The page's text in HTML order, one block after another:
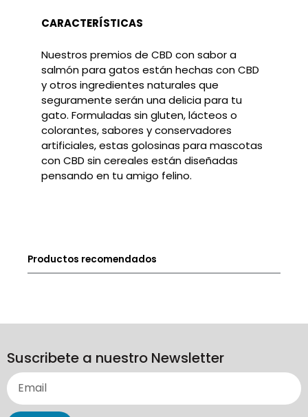
CARACTERÍSTICAS
Nuestros premios de CBD con sabor a
salmón para gatos están hechas con CBD
y otros ingredientes naturales que
seguramente serán una delicia para tu
gato. Formuladas sin gluten, lácteos o
colorantes, sabores y conservadores
artificiales, estas golosinas para mascotas
con CBD sin cereales están diseñadas
pensando en tu amigo felino.
Productos recomendados
Suscribete a nuestro Newsletter